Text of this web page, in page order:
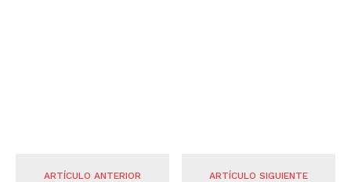
ARTÍCULO ANTERIOR ARTÍCULO SIGUIENTE